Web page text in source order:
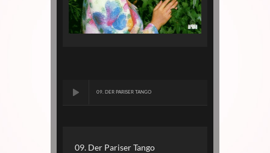
09. DER PARISER TANGO
09. Der Pariser Tango